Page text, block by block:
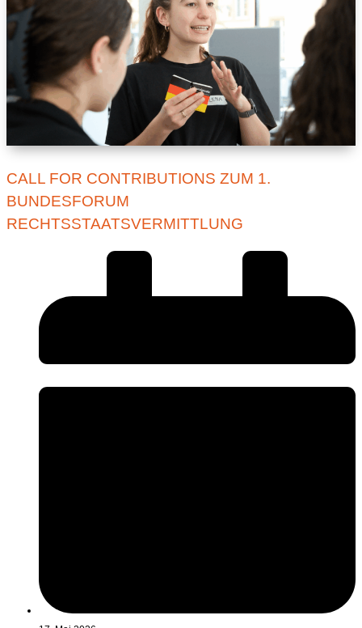
CALL FOR CONTRIBUTIONS ZUM 1.
BUNDESFORUM
RECHTSSTAATSVERMITTLUNG